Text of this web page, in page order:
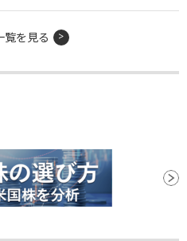
覧を見る